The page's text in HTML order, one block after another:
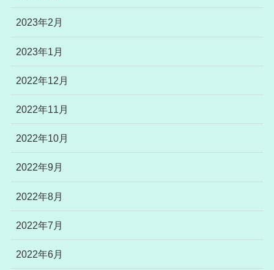
2023年2月
2023年1月
2022年12月
2022年11月
2022年10月
2022年9月
2022年8月
2022年7月
2022年6月